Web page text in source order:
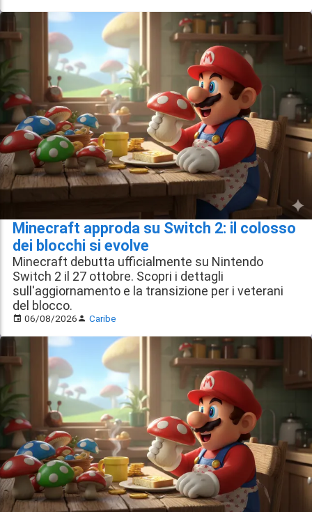
Minecraft approda su Switch 2: il colosso
dei blocchi si evolve
Minecraft debutta ufficialmente su Nintendo
Switch 2 il 27 ottobre. Scopri i dettagli
sull'aggiornamento e la transizione per i veterani
del blocco.
06/08/2026 Caribe